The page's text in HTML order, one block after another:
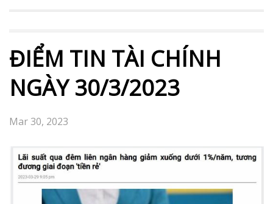
ĐIỂM TIN TÀI CHÍNH
NGÀY 30/3/2023
Mar 30, 2023